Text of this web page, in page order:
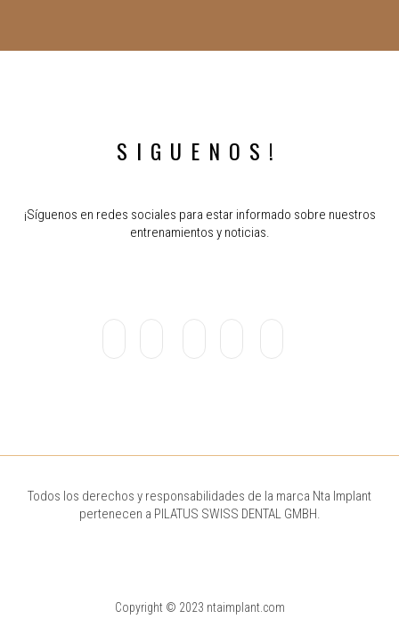
SIGUENOS!
¡Síguenos en redes sociales para estar informado sobre nuestros
entrenamientos y noticias.
Todos los derechos y responsabilidades de la marca Nta Implant
pertenecen a PILATUS SWISS DENTAL GMBH.
Copyright © 2023 ntaimplant.com